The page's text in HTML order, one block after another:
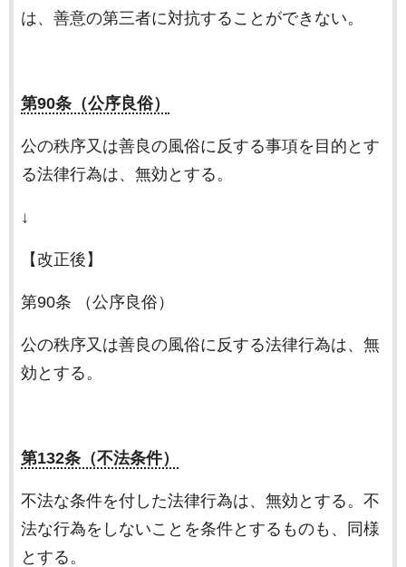
は、善意の第三者に対抗することができない。
第90条（公序良俗）
公の秩序又は善良の風俗に反する事項を目的とす
る法律行為は、無効とする。
↓
【改正後】
第90条 （公序良俗）
公の秩序又は善良の風俗に反する法律行為は、無
効とする。
第132条（不法条件）
不法な条件を付した法律行為は、無効とする。不
法な行為をしないことを条件とするものも、同様
とする。